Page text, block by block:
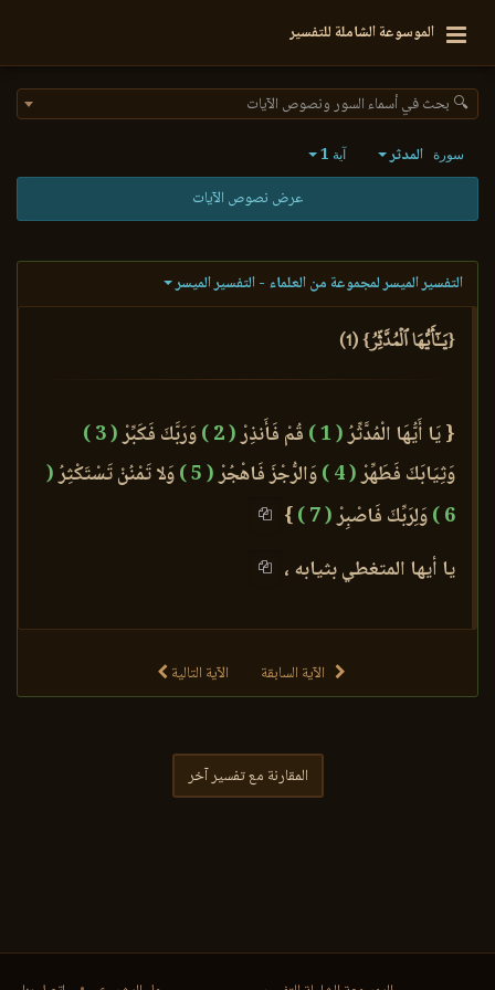
الموسوعة الشاملة للتفسير
🔍 بحث في أسماء السور ونصوص الآيات
سورة المدثر آية 1
عرض نصوص الآيات
التفسير الميسر لمجموعة من العلماء - التفسير الميسر
{يَـٰٓأَيُّهَا ٱلۡمُدَّثِّرُ} (1)
{ يَا أَيُّهَا الْمُدَّثِّرُ( 1 ) قُمْ فَأَنذِرْ( 2 ) وَرَبَّكَ فَكَبِّرْ( 3 )
وَثِيَابَكَ فَطَهِّرْ( 4 ) وَالرُّجْزَ فَاهْجُرْ( 5 ) وَلا تَمْنُنْ تَسْتَكْثِرُ(
6 ) وَلِرَبِّكَ فَاصْبِرْ( 7 )
}
يا أيها المتغطي بثيابه ،
الآية السابقة الآية التالية
المقارنة مع تفسير آخر